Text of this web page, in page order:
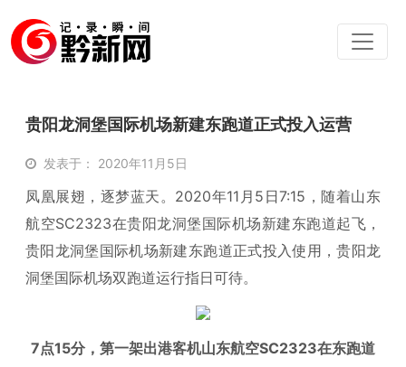
贵阳龙洞堡国际机场新建东跑道正式投入运营
发表于： 2020年11月5日
凤凰展翅，逐梦蓝天。2020年11月5日7:15，随着山东
航空SC2323在贵阳龙洞堡国际机场新建东跑道起飞，
贵阳龙洞堡国际机场新建东跑道正式投入使用，贵阳龙
洞堡国际机场双跑道运行指日可待。
7点15分，第一架出港客机山东航空SC2323在东跑道